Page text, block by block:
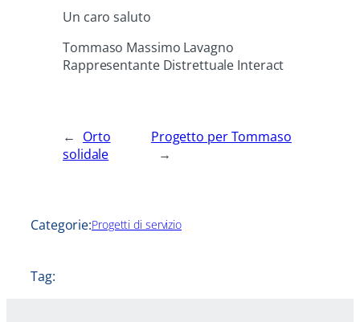
Un caro saluto
Tommaso Massimo Lavagno
Rappresentante Distrettuale Interact
← Orto
solidale
Progetto per Tommaso
→
Categorie:Progetti di servizio
Tag: